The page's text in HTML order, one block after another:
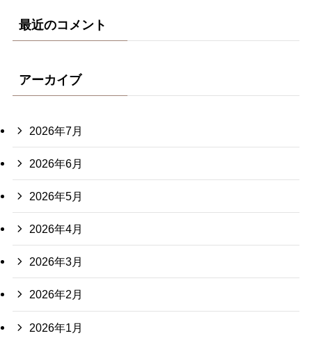
最近のコメント
アーカイブ
2026年7月
2026年6月
2026年5月
2026年4月
2026年3月
2026年2月
2026年1月